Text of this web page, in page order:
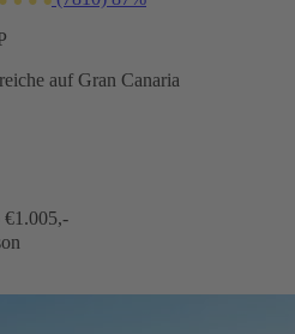
auf Gran Canaria
€1.005,-